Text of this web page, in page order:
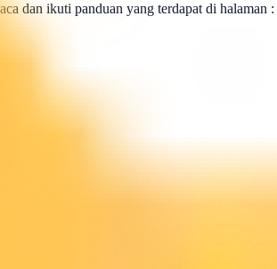
dan ikuti panduan yang terdapat di halaman :